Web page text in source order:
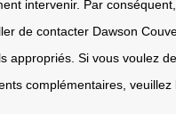
intervenir. Par
de contacter Dawson
appropriés. Si vous voulez
complémentaires, veuillez